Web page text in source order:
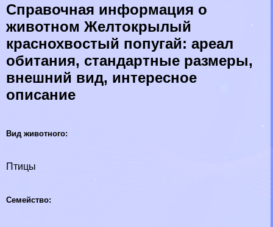
Справочная информация о
животном Желтокрылый
краснохвостый попугай: ареал
обитания, стандартные размеры,
внешний вид, интересное
описание
Вид животного:
Птицы
Семейство: